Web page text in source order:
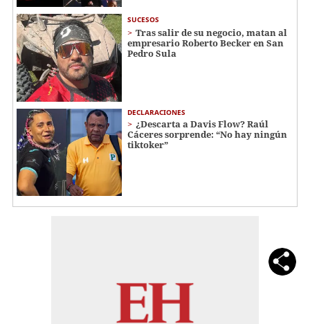
SUCESOS
Tras salir de su negocio, matan al
empresario Roberto Becker en San
Pedro Sula
DECLARACIONES
¿Descarta a Davis Flow? Raúl
Cáceres sorprende: “No hay ningún
tiktoker”